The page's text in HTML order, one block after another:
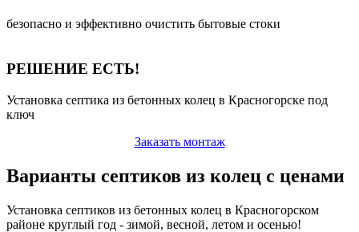
безопасно и эффективно очистить бытовые стоки
РЕШЕНИЕ ЕСТЬ!
Установка септика из бетонных колец в Красногорске под
ключ
Заказать монтаж
Варианты септиков из колец с ценами
Установка септиков из бетонных колец в Красногорском
районе круглый год - зимой, весной, летом и осенью!